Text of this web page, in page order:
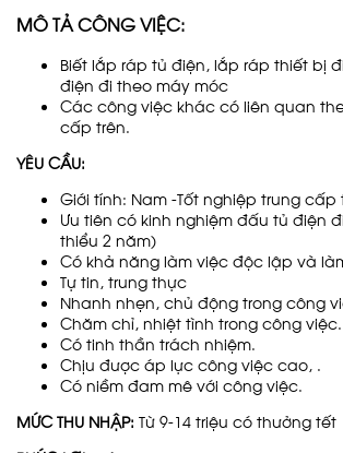
MÔ TẢ CÔNG VIỆC:
Biết lắp ráp tủ điện, lắp ráp thiết bị
điện đi theo máy móc
Các công việc khác có liên quan
cấp trên.
YÊU CẦU:
Giới tính: Nam -Tốt nghiệp trung cấp
Ưu tiên có kinh nghiệm đấu tủ điện
thiểu 2 năm)
Có khả năng làm việc độc lập và
Tự tin, trung thực
Nhanh nhẹn, chủ động trong công
Chăm chỉ, nhiệt tình trong công việc.
Có tinh thần trách nhiệm.
Chịu được áp lực công việc cao, .
Có niềm đam mê với công việc.
MỨC THU NHẬP: Từ 9-14 triệu có thưởng tết